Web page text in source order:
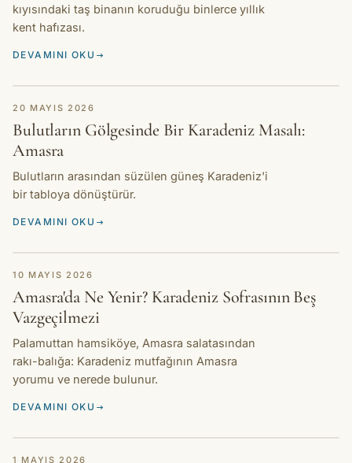
kıyısındaki taş binanın koruduğu binlerce yıllık
kent hafızası.
DEVAMINI OKU
HIKAYE
20 MAYIS 2026
Bulutların Gölgesinde Bir Karadeniz Masalı:
Amasra
Bulutların arasından süzülen güneş Karadeniz'i
bir tabloya dönüştürür.
DEVAMINI OKU
TARIF
10 MAYIS 2026
Amasra'da Ne Yenir? Karadeniz Sofrasının Beş
Vazgeçilmezi
Palamuttan hamsiköye, Amasra salatasından
rakı-balığa: Karadeniz mutfağının Amasra
yorumu ve nerede bulunur.
DEVAMINI OKU
TARIH
1 MAYIS 2026